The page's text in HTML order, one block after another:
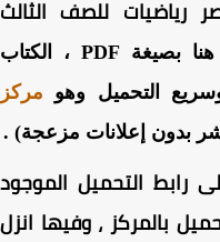
للصف الثالث
من هنا بصيغة PDF ، الكتاب
التحميل وهومركز
إعلانات مزعجة) .
التحميل الموجود
بالمركز ، وفيها انزل